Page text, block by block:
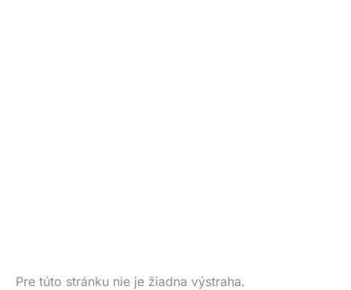
Pre túto stránku nie je žiadna výstraha.